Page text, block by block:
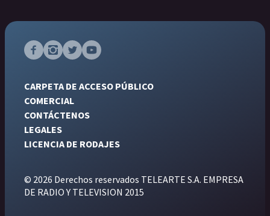
CARPETA DE ACCESO PÚBLICO
COMERCIAL
CONTÁCTENOS
LEGALES
LICENCIA DE RODAJES
© 2026 Derechos reservados TELEARTE S.A. EMPRESA
DE RADIO Y TELEVISION 2015